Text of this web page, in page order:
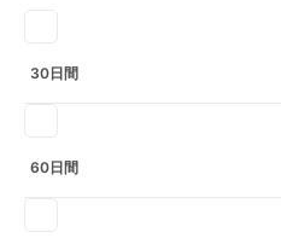
30日間
60日間